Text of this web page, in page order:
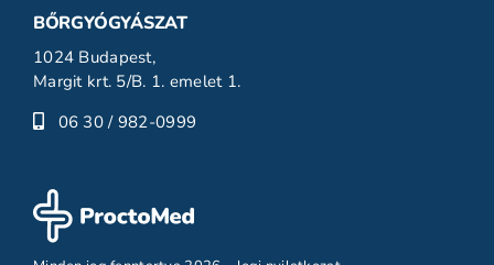
BŐRGYÓGYÁSZAT
1024 Budapest,
Margit krt. 5/B. 1. emelet 1.
06 30 / 982-0999